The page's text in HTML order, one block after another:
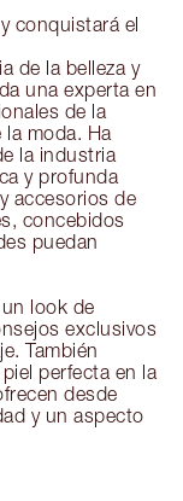
conquistará el
de la belleza y
una experta en
de la
la moda. Ha
la industria
y profunda
accesorios de
concebidos
puedan
look de
exclusivos
También
perfecta en la
desde
y un aspecto